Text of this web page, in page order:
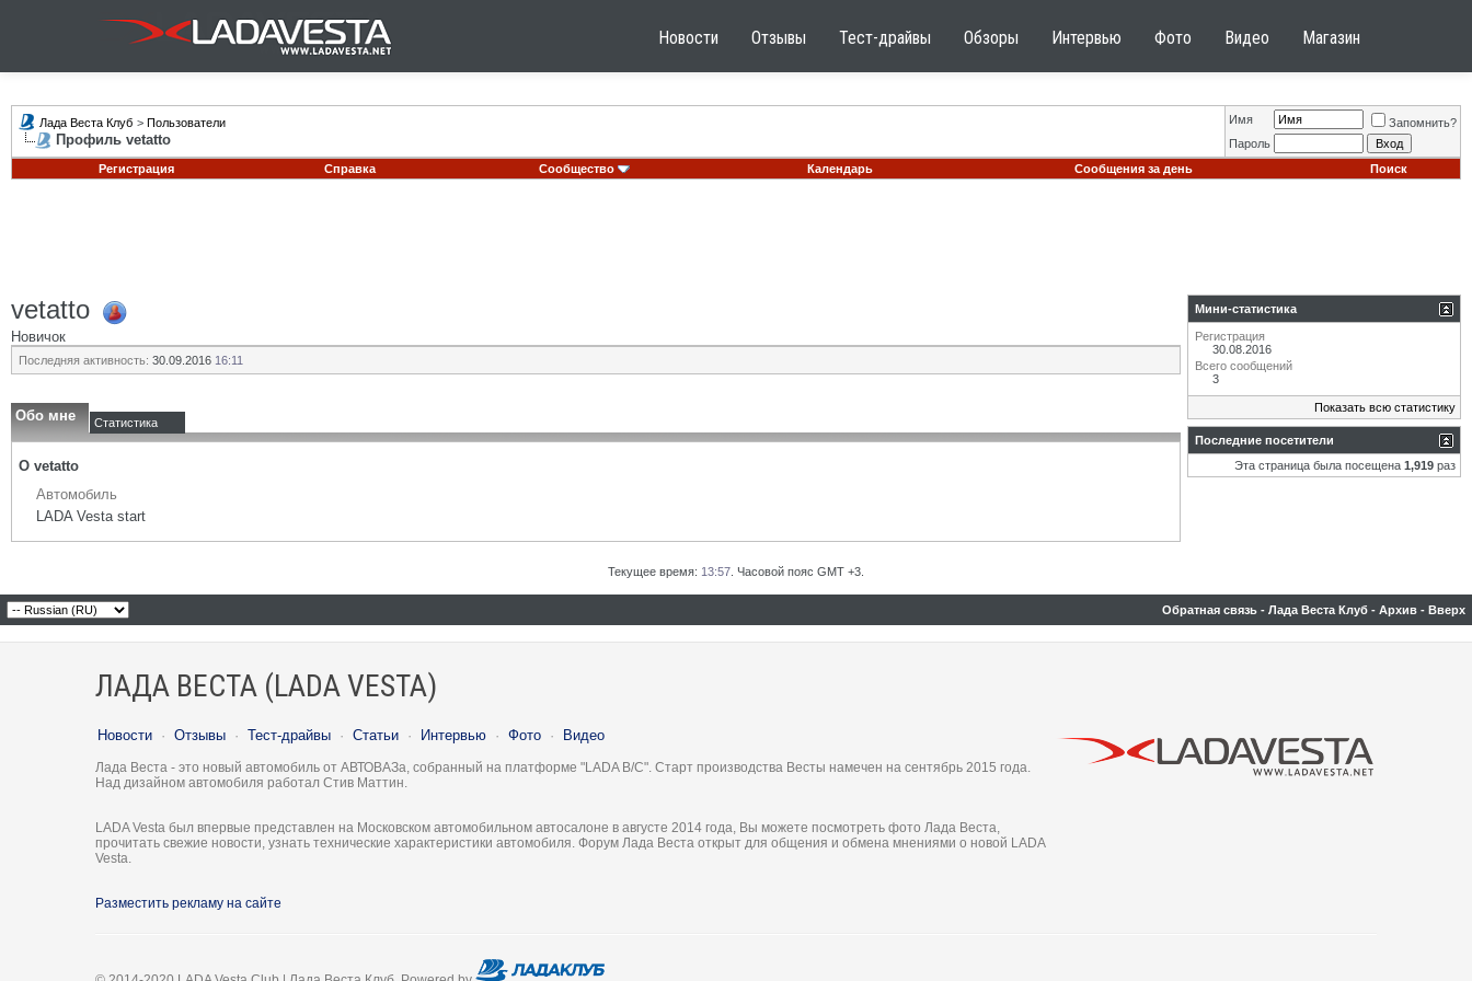
Новости Отзывы Тест-драйвы Обзоры Интервью Фото Видео Магазин
Лада Веста Клуб > Пользователи
Профиль vetatto
Имя
Запомнить?
Пароль
Регистрация
Справка Сообщество Календарь Сообщения за день Поиск
vetatto
Новичок
Последняя активность: 30.09.2016 16:11
Обо мне Статистика
О vetatto
Автомобиль
LADA Vesta start
Мини-статистика
Регистрация
30.08.2016
Всего сообщений
3
Показать всю статистику
Последние посетители
Эта страница была посещена 1,919 раз
Текущее время: 13:57 . Часовой пояс GMT +3.
Обратная связь - Лада Веста Клуб - Архив - Вверх
ЛАДА ВЕСТА (LADA VESTA)
Новости · Отзывы · Тест-драйвы · Статьи · Интервью · Фото · Видео
Лада Веста - это новый автомобиль от АВТОВАЗа, собранный на платформе "LADA B/C". Старт производства Весты намечен на сентябрь 2015 года.
Над дизайном автомобиля работал Стив Маттин.
LADA Vesta был впервые представлен на Московском автомобильном автосалоне в августе 2014 года, Вы можете посмотреть фото Лада Веста,
прочитать свежие новости, узнать технические характеристики автомобиля. Форум Лада Веста открыт для общения и обмена мнениями о новой LADA
Vesta.
Разместить рекламу на сайте